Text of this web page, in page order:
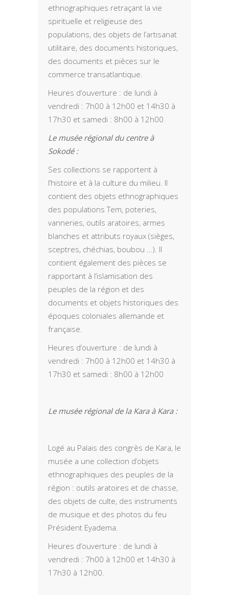
ethnographiques retraçant la vie
spirituelle et religieuse des
populations, des objets de l’artisanat
utilitaire, des documents historiques,
des documents et pièces sur le
commerce transatlantique.
Heures d’ouverture : de lundi à
vendredi : 7h00 à 12h00 et 14h30 à
17h30 et samedi : 8h00 à 12h00
Le musée régional du centre à
Sokodé :
Ses collections se rapportent à
l’histoire et à la culture du milieu. Il
contient des objets ethnographiques
des populations Tem, poteries,
vanneries, outils aratoires, armes
blanches et attributs royaux (sièges,
sceptres, chéchias, boubou …). Il
contient également des pièces se
rapportant à l’islamisation des
peuples de la région et des
documents et objets historiques des
époques coloniales allemande et
française.
Heures d’ouverture : de lundi à
vendredi : 7h00 à 12h00 et 14h30 à
17h30 et samedi : 8h00 à 12h00
Le musée régional de la Kara à Kara :
Logé au Palais des congrès de Kara, le
musée a une collection d’objets
ethnographiques des peuples de la
région : outils aratoires et de chasse,
des objets de culte, des instruments
de musique et des photos du feu
Président Eyadema.
Heures d’ouverture : de lundi à
vendredi : 7h00 à 12h00 et 14h30 à
17h30 à 12h00.